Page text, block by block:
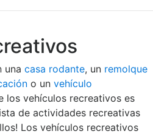
una casa rodante, un remolque
o un vehículo
los vehículos recreativos es
de actividades recreativas
Los vehículos recreativos